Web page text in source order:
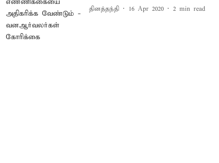
தினத்தந்தி 16 Apr 2020 2 min read